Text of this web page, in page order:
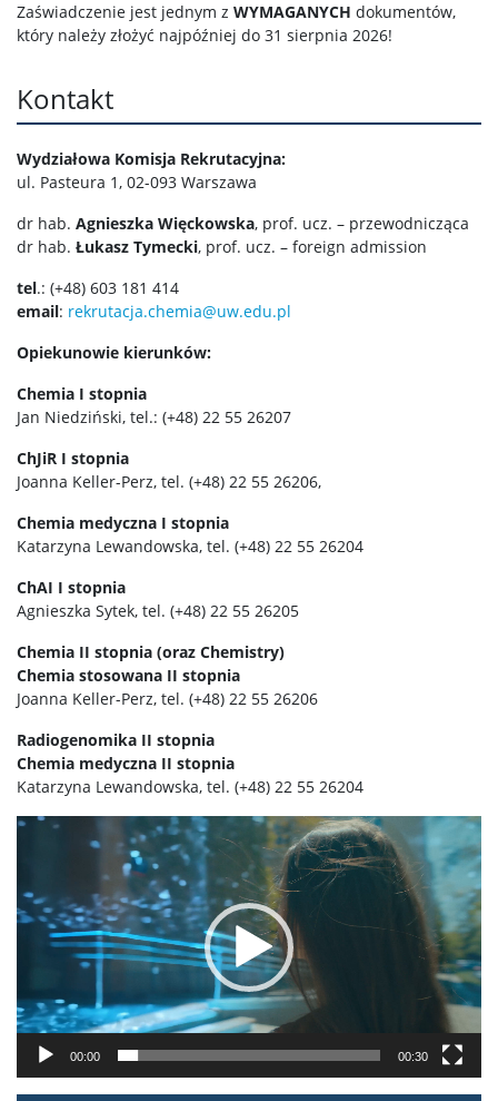
Zaświadczenie jest jednym z WYMAGANYCH dokumentów,
który należy złożyć najpóźniej do 31 sierpnia 2026!
Kontakt
Wydziałowa Komisja Rekrutacyjna:
ul. Pasteura 1, 02-093 Warszawa
dr hab. Agnieszka Więckowska, prof. ucz. – przewodnicząca
dr hab. Łukasz Tymecki, prof. ucz. – foreign admission
tel.: (+48) 603 181 414
email: rekrutacja.chemia@uw.edu.pl
Opiekunowie kierunków:
Chemia I stopnia
Jan Niedziński, tel.: (+48) 22 55 26207
ChJiR I stopnia
Joanna Keller-Perz, tel. (+48) 22 55 26206,
Chemia medyczna I stopnia
Katarzyna Lewandowska, tel. (+48) 22 55 26204
ChAI I stopnia
Agnieszka Sytek, tel. (+48) 22 55 26205
Chemia II stopnia (oraz Chemistry)
Chemia stosowana II stopnia
Joanna Keller-Perz, tel. (+48) 22 55 26206
Radiogenomika II stopnia
Chemia medyczna II stopnia
Katarzyna Lewandowska, tel. (+48) 22 55 26204
Odtwarzacz
00:00 00:30